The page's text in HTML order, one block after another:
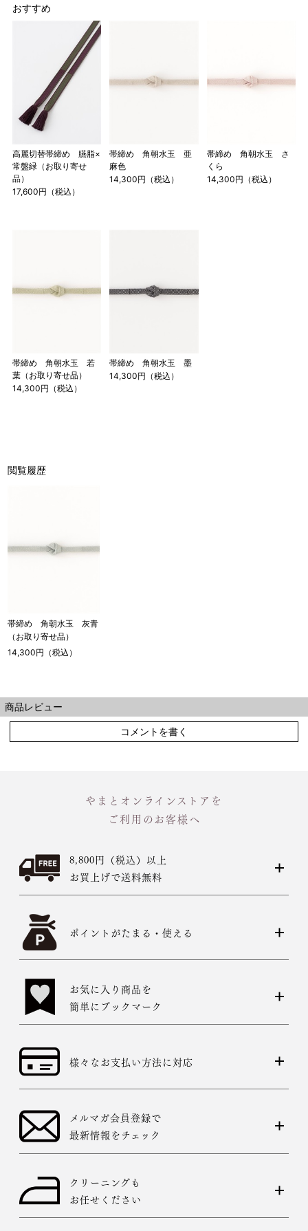
おすすめ
高麗切替帯締め 臙脂×
常盤緑（お取り寄せ
品）
17,600円（税込）
帯締め 角朝水玉 亜
麻色
14,300円（税込）
帯締め 角朝水玉 さ
くら
14,300円（税込）
帯締め 角朝水玉 若
葉（お取り寄せ品）
14,300円（税込）
帯締め 角朝水玉 墨
14,300円（税込）
閲覧履歴
帯締め 角朝水玉 灰青
（お取り寄せ品）
14,300円（税込）
商品レビュー
コメントを書く
やまとオンラインストアを
ご利用のお客様へ
8,800円（税込）以上
お買上げで送料無料
ポイントがたまる・使える
お気に入り商品を
簡単にブックマーク
様々なお支払い方法に対応
メルマガ会員登録で
最新情報をチェック
クリーニングも
お任せください